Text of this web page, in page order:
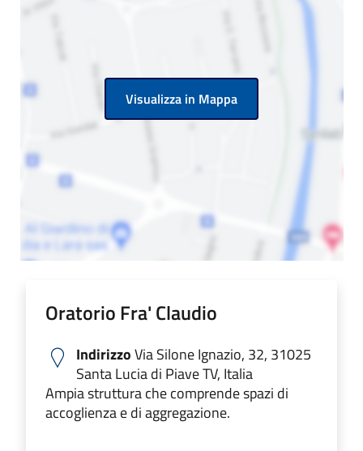
Visualizza in Mappa
Oratorio Fra' Claudio
IndirizzoVia Silone Ignazio, 32, 31025
Santa Lucia di Piave TV, Italia
Ampia struttura che comprende spazi di
accoglienza e di aggregazione.